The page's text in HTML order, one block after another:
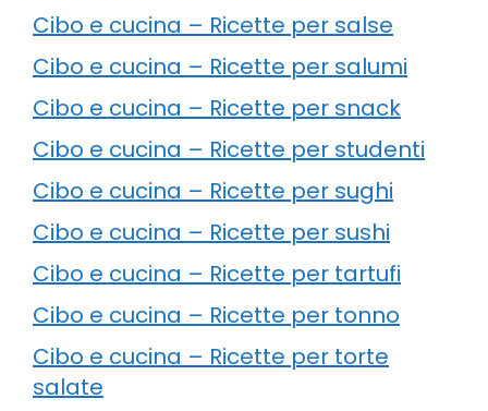
Cibo e cucina – Ricette per salse
Cibo e cucina – Ricette per salumi
Cibo e cucina – Ricette per snack
Cibo e cucina – Ricette per studenti
Cibo e cucina – Ricette per sughi
Cibo e cucina – Ricette per sushi
Cibo e cucina – Ricette per tartufi
Cibo e cucina – Ricette per tonno
Cibo e cucina – Ricette per torte
salate